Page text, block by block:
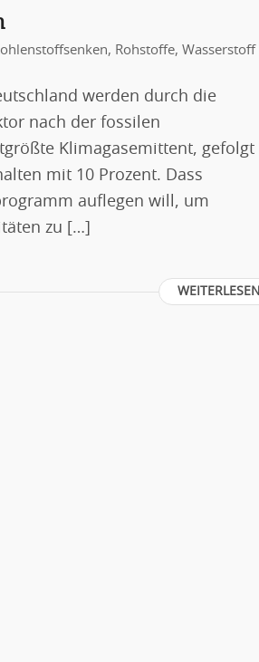
, Rohstoffe, Wasserstoff
werden durch die
nach der fossilen
Klimagasemittent, gefolgt
mit 10 Prozent. Dass
auflegen will, um
zu […]
WEITERLESEN